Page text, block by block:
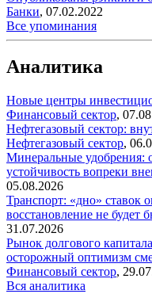
Банки, 07.02.2022
Все упоминания
Аналитика
Новые центры
Финансовый сектор,
Нефтегазовый сектор:
Нефтегазовый сектор,
Минеральные удобрения:
устойчивость вопреки
05.08.2026
Транспорт: «дно» ставок
восстановление не будет
31.07.2026
Рынок долгового
осторожный оптимизм
Финансовый сектор,
Вся аналитика